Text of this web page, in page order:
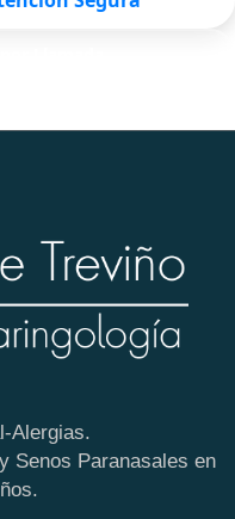
Alergias.
Senos Paranasales en